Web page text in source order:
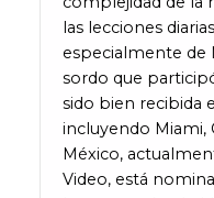
las lecciones
especialmente de
sordo que
sido bien recibida
incluyendo Miami,
México,
Video, está